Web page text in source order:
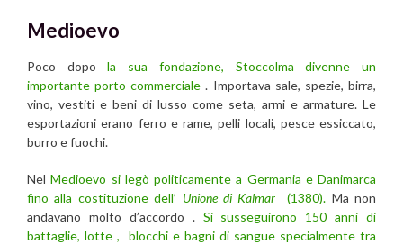
Medioevo
Poco dopola sua fondazione, Stoccolma divenne un
importante porto commerciale . Importava sale, spezie, birra,
vino, vestiti e beni di lusso come seta, armi e armature. Le
esportazioni erano ferro e rame, pelli locali, pesce essiccato,
burro e fuochi.
NelMedioevo si legò politicamente a Germania e Danimarca
fino alla costituzione dell’ Unione di Kalmar (1380). Ma non
andavano molto d’accordo . Si susseguirono 150 anni di
battaglie, lotte , blocchi e bagni di sangue specialmente tra